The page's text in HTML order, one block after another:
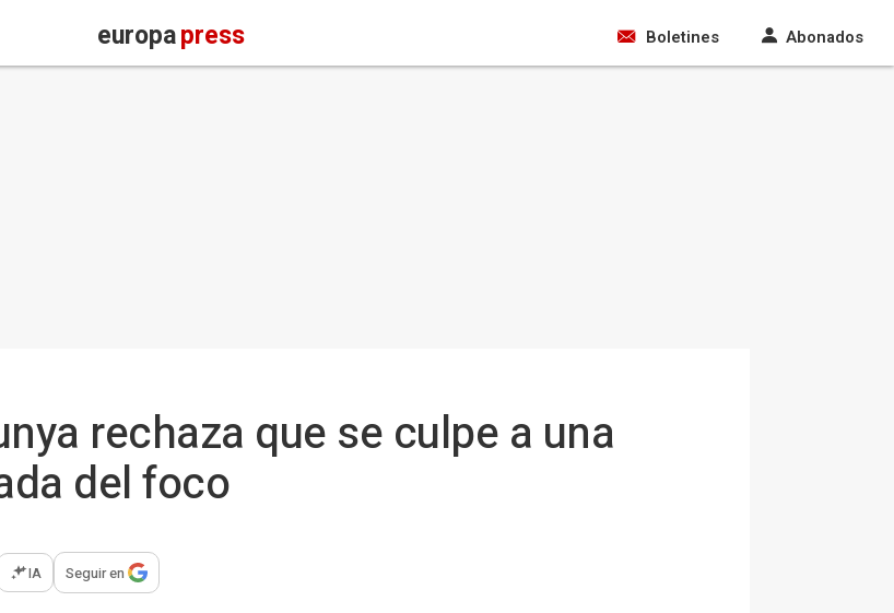
europapress Boletines Abonados
rechaza que se culpe a una
del foco
opciones para compartir
IA Seguir en